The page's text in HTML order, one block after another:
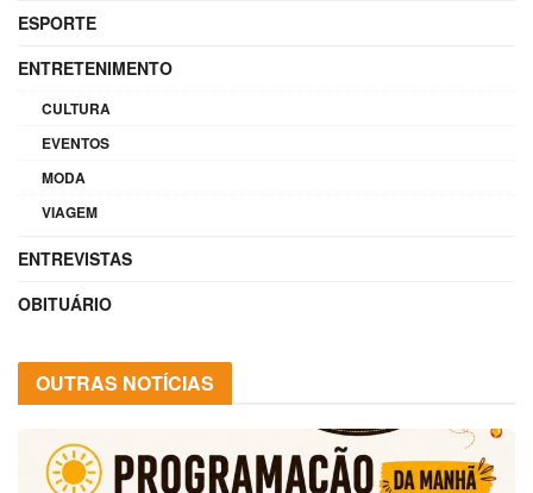
ESPORTE
ENTRETENIMENTO
CULTURA
EVENTOS
MODA
VIAGEM
ENTREVISTAS
OBITUÁRIO
OUTRAS NOTÍCIAS